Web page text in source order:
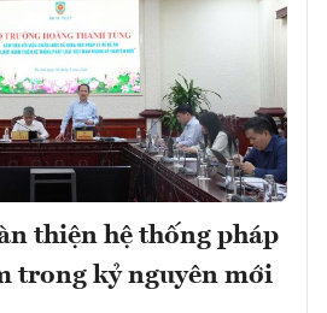
thiện hệ thống pháp
trong kỷ nguyên mới